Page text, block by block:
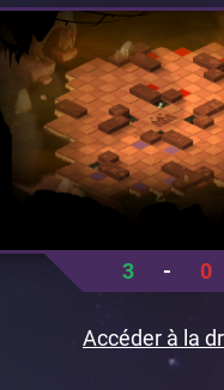
3 - 0
Accéder à la